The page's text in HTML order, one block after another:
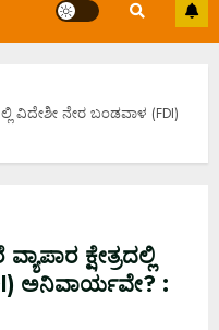
ವಿದೇಶೀ ನೇರ ಬಂಡವಾಳ (FDI)
ಕ್ಷೇತ್ರದಲ್ಲಿ
ಅನಿವಾರ್ಯವೇ? :